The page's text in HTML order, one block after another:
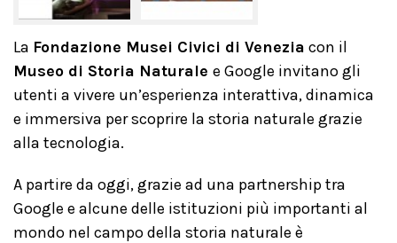
La Fondazione Musei Civici di Venezia con il
Museo di Storia Naturale e Google invitano gli
utenti a vivere un’esperienza interattiva, dinamica
e immersiva per scoprire la storia naturale grazie
alla tecnologia.
A partire da oggi, grazie ad una partnership tra
Google e alcune delle istituzioni più importanti al
mondo nel campo della storia naturale è